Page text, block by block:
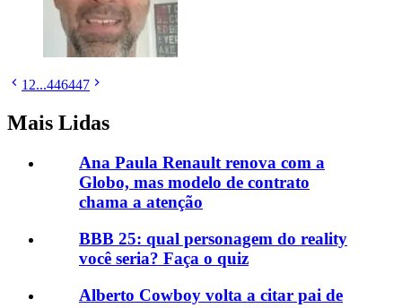
1 2...446447
Mais Lidas
Ana Paula Renault renova com a
Globo, mas modelo de contrato
chama a atenção
BBB 25: qual personagem do reality
você seria? Faça o quiz
Alberto Cowboy volta a citar pai de